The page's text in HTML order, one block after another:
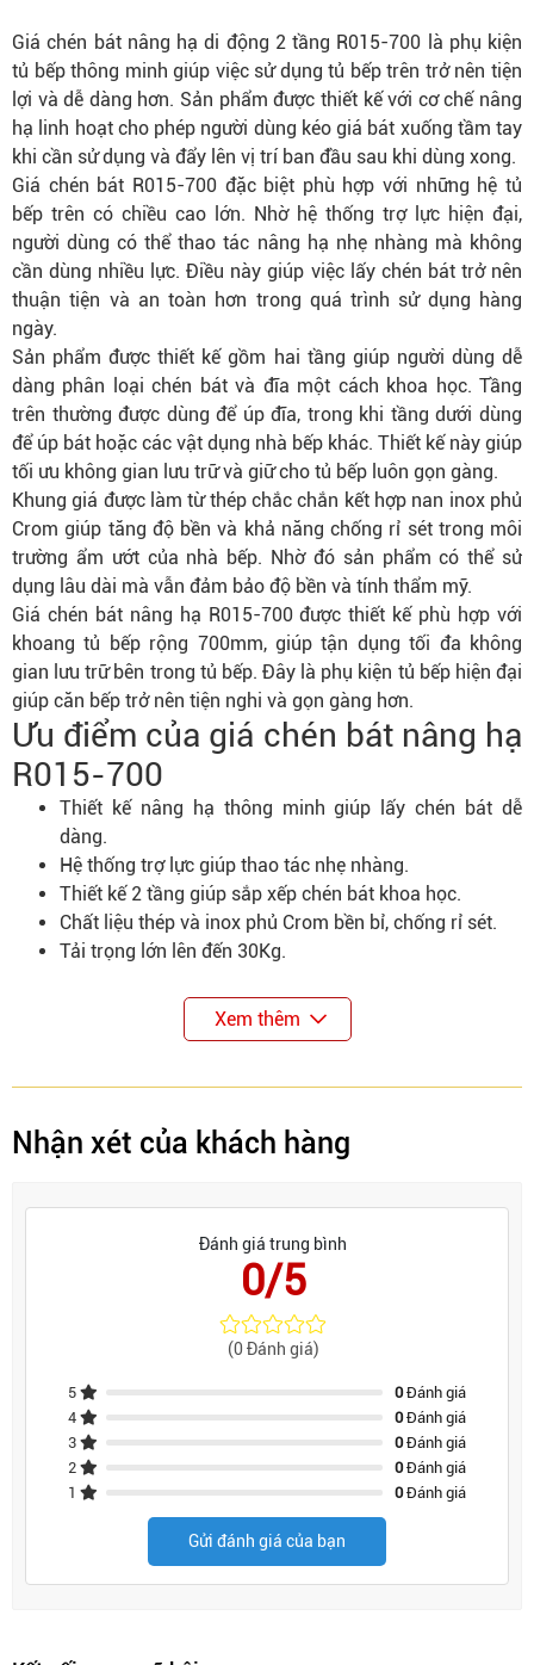
Giá chén bát nâng hạ di động 2 tầng R015-700 là phụ kiện
tủ bếp thông minh giúp việc sử dụng tủ bếp trên trở nên tiện
lợi và dễ dàng hơn. Sản phẩm được thiết kế với cơ chế nâng
hạ linh hoạt cho phép người dùng kéo giá bát xuống tầm tay
khi cần sử dụng và đẩy lên vị trí ban đầu sau khi dùng xong.
Giá chén bát R015-700 đặc biệt phù hợp với những hệ tủ
bếp trên có chiều cao lớn. Nhờ hệ thống trợ lực hiện đại,
người dùng có thể thao tác nâng hạ nhẹ nhàng mà không
cần dùng nhiều lực. Điều này giúp việc lấy chén bát trở nên
thuận tiện và an toàn hơn trong quá trình sử dụng hàng
ngày.
Sản phẩm được thiết kế gồm hai tầng giúp người dùng dễ
dàng phân loại chén bát và đĩa một cách khoa học. Tầng
trên thường được dùng để úp đĩa, trong khi tầng dưới dùng
để úp bát hoặc các vật dụng nhà bếp khác. Thiết kế này giúp
tối ưu không gian lưu trữ và giữ cho tủ bếp luôn gọn gàng.
Khung giá được làm từ thép chắc chắn kết hợp nan inox phủ
Crom giúp tăng độ bền và khả năng chống rỉ sét trong môi
trường ẩm ướt của nhà bếp. Nhờ đó sản phẩm có thể sử
dụng lâu dài mà vẫn đảm bảo độ bền và tính thẩm mỹ.
Giá chén bát nâng hạ R015-700 được thiết kế phù hợp với
khoang tủ bếp rộng 700mm, giúp tận dụng tối đa không
gian lưu trữ bên trong tủ bếp. Đây là phụ kiện tủ bếp hiện đại
giúp căn bếp trở nên tiện nghi và gọn gàng hơn.
Ưu điểm của giá chén bát nâng hạ
R015-700
Thiết kế nâng hạ thông minh giúp lấy chén bát dễ
dàng.
Hệ thống trợ lực giúp thao tác nhẹ nhàng.
Thiết kế 2 tầng giúp sắp xếp chén bát khoa học.
Chất liệu thép và inox phủ Crom bền bỉ, chống rỉ sét.
Tải trọng lớn lên đến 30Kg.
Xem thêm
Nhận xét của khách hàng
Đánh giá trung bình
0/5
(0 Đánh giá)
5 0Đánh giá
4
0Đánh giá
3
0Đánh giá
2
0Đánh giá
1
0Đánh giá
Gửi đánh giá của bạn